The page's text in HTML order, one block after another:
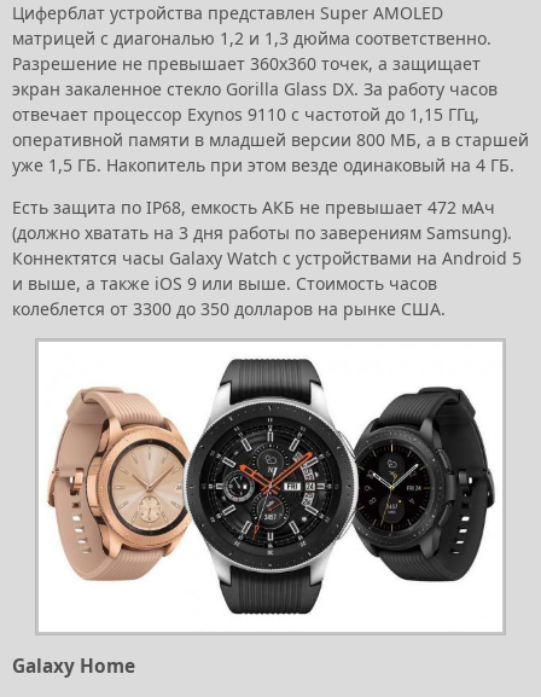
Циферблат устройства представлен Super AMOLED
матрицей с диагональю 1,2 и 1,3 дюйма соответственно.
Разрешение не превышает 360х360 точек, а защищает
экран закаленное стекло Gorilla Glass DX. За работу часов
отвечает процессор Exynos 9110 с частотой до 1,15 ГГц,
оперативной памяти в младшей версии 800 МБ, а в старшей
уже 1,5 ГБ. Накопитель при этом везде одинаковый на 4 ГБ.
Есть защита по IP68, емкость АКБ не превышает 472 мАч
(должно хватать на 3 дня работы по заверениям Samsung).
Коннектятся часы Galaxy Watch с устройствами на Android 5
и выше, а также iOS 9 или выше. Стоимость часов
колеблется от 3300 до 350 долларов на рынке США.
Galaxy Home